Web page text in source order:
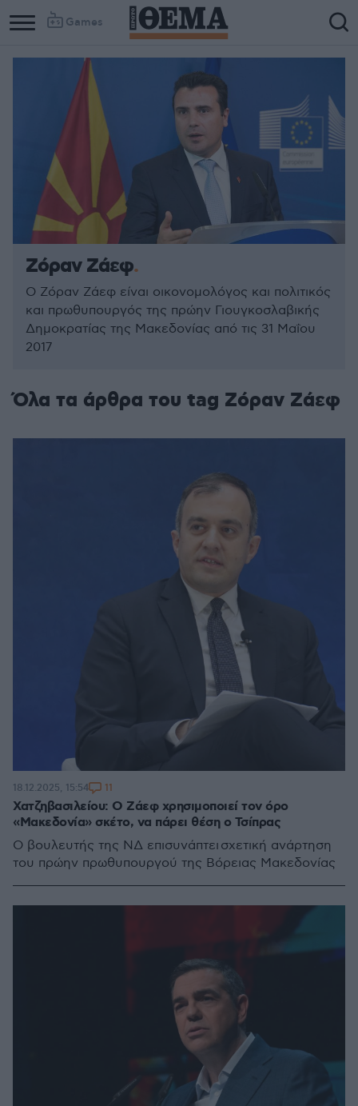
Games
Ζόραν Ζάεφ
Ο Ζόραν Ζάεφ είναι οικονομολόγος και πολιτικός
και πρωθυπουργός της πρώην Γιουγκοσλαβικής
Δημοκρατίας της Μακεδονίας από τις 31 Μαΐου
2017
Όλα τα άρθρα του tag Ζόραν Ζάεφ
Χατζηβασιλείου: Ο Ζάεφ χρησιμοποιεί τον όρο
«Μακεδονία» σκέτο, να πάρει θέση ο Τσίπρας
Ο βουλευτής της ΝΔ επισυνάπτει σχετική ανάρτηση
του πρώην πρωθυπουργού της Βόρειας Μακεδονίας
18.12.2025, 15:54 11